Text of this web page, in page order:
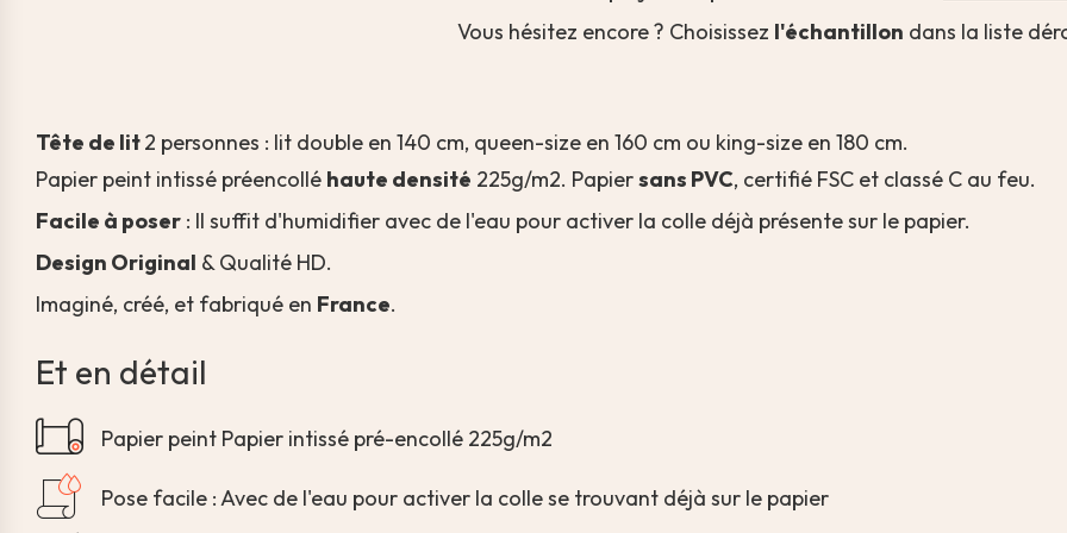
Vous hésitez encore ? Choisissez l'échantillon dans la liste
Tête de lit2 personnes : lit double en 140 cm, queen-size en 160 cm ou king-size en 180 cm.
Papier peint intissé préencollé haute densité 225g/m2. Papiersans PVC, certifié FSC et classé C au feu.
Facile à poser : Il suffit d'humidifier avec de l'eau pour activer la colle déjà présente sur le papier.
Design Original & Qualité HD.
Imaginé, créé, et fabriqué en France.
Et en détail
Papier peint Papier intissé pré-encollé 225g/m2
Pose facile : Avec de l'eau pour activer la colle se trouvant déjà sur le papier